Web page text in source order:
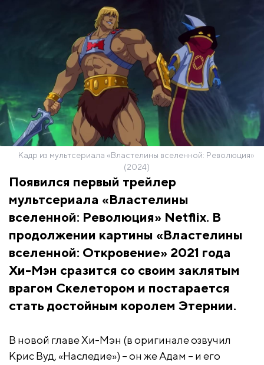
Кадр из мультсериала «Властелины вселенной: Революция»
(2024)
Появился первый трейлер
мультсериала «Властелины
вселенной: Революция» Netflix. В
продолжении картины «Властелины
вселенной: Откровение» 2021 года
Хи-Мэн сразится со своим заклятым
врагом Скелетором и постарается
стать достойным королем Этернии.
В новой главе Хи-Мэн (в оригинале озвучил
Крис Вуд, «Наследие») – он же Адам – и его